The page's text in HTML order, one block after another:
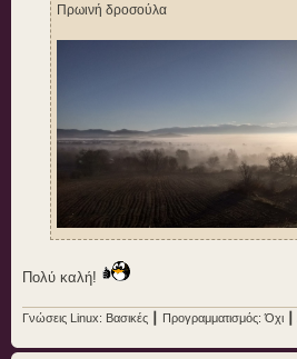
Πρωινή δροσούλα
Πολύ καλή!
Γνώσεις Linux: Βασικές ┃ Προγραμματισμός: Όχι